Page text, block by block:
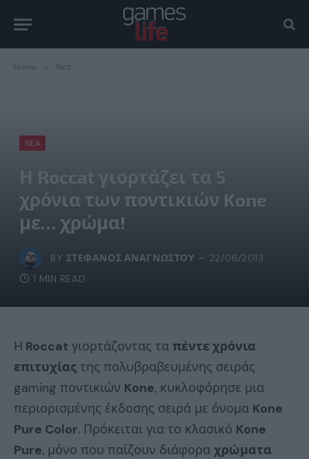
Home Νέα
ΝΈΑ
Η Roccat γιορτάζει τα 5
χρόνια των ποντικιών Kone
με… χρώμα!
BY ΣΤΈΦΑΝΟΣ ΑΝΑΓΝΏΣΤΟΥ
22/06/2013
1 MIN READ
Η Roccat γιορτάζοντας τα πέντε χρόνια
επιτυχίας της πολυβραβευμένης σειράς
gaming ποντικιών Kone, κυκλοφόρησε μια
περιορισμένης έκδοσης σειρά με όνομα Kone
Pure Color. Πρόκειται για το κλασικό Kone
Pure, μόνο που παίζουν διάφορα χρώματα